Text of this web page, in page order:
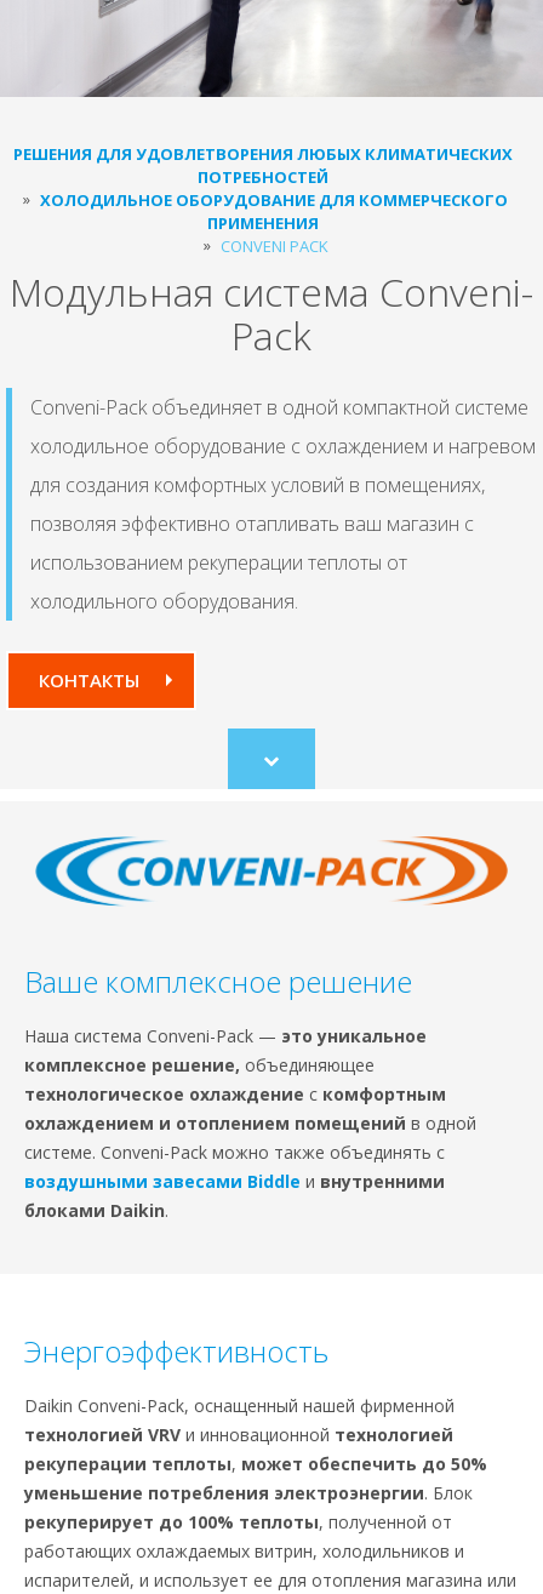
РЕШЕНИЯ ДЛЯ УДОВЛЕТВОРЕНИЯ ЛЮБЫХ КЛИМАТИЧЕСКИХ
ПОТРЕБНОСТЕЙ
ХОЛОДИЛЬНОЕ ОБОРУДОВАНИЕ ДЛЯ КОММЕРЧЕСКОГО
ПРИМЕНЕНИЯ
CONVENI PACK
Модульная система Conveni-
Pack
Conveni-Pack объединяет в одной компактной системе
холодильное оборудование с охлаждением и нагревом
для создания комфортных условий в помещениях,
позволяя эффективно отапливать ваш магазин с
использованием рекуперации теплоты от
холодильного оборудования.
КОНТАКТЫ
Scroll
to
Ваше комплексное решение
Наша система Conveni-Pack — это уникальное
комплексное решение, объединяющее
технологическое охлаждение с комфортным
охлаждением и отоплением помещений в одной
системе. Conveni-Pack можно также объединять с
воздушными завесами Biddle и внутренними
блоками Daikin.
Энергоэффективность
Daikin Conveni-Pack, оснащенный нашей фирменной
технологией VRV и инновационной технологией
рекуперации теплоты, может обеспечить до 50%
уменьшение потребления электроэнергии. Блок
рекуперирует до 100% теплоты, полученной от
работающих охлаждаемых витрин, холодильников и
испарителей, и использует ее для отопления магазина или